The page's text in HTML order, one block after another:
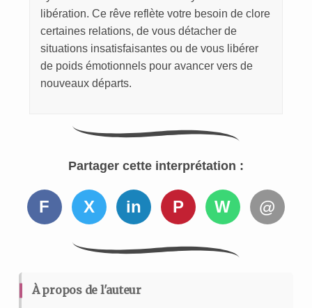
libération. Ce rêve reflète votre besoin de clore
certaines relations, de vous détacher de
situations insatisfaisantes ou de vous libérer
de poids émotionnels pour avancer vers de
nouveaux départs.
Partager cette interprétation :
F X in P W @
À propos de l'auteur